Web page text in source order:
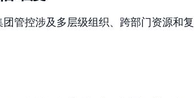
管控涉及多层级组织、跨部门资源和复